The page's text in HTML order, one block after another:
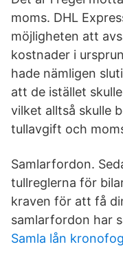
moms. DHL
möjligheten att
kostnader i
hade nämligen
att de istället
vilket alltså skulle
tullavgift och
Samlarfordon.
tullreglerna för
kraven för att få
samlarfordon har
Samla lån